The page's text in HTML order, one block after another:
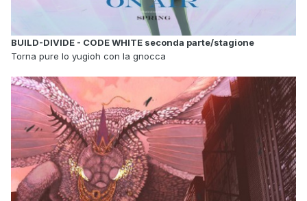
BUILD-DIVIDE - CODE WHITE seconda parte/stagione
Torna pure lo yugioh con la gnocca